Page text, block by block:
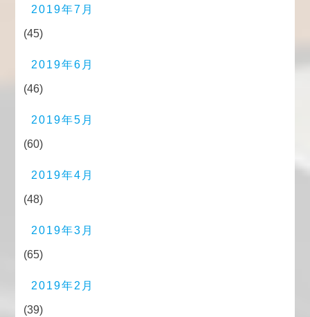
2019年7月
(45)
2019年6月
(46)
2019年5月
(60)
2019年4月
(48)
2019年3月
(65)
2019年2月
(39)